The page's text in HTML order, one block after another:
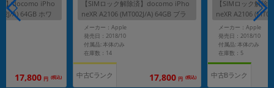
】docomo iPho
A) 64GB ホワ
17,800 円 (税込)
【SIMロック解除済】docomo iPho
neXR A2106 (MT002J/A) 64GB ブラ
ック
メーカー：Apple
発売日：2018/10
付属品: 本体のみ
在庫数：14
中古Cランク 17,800 円 (税込)
【SIMロック解
neXR A2106
イト
メーカー：Apple
発売日：2018/10
付属品: 本体のみ
在庫数：5
中古Bランク